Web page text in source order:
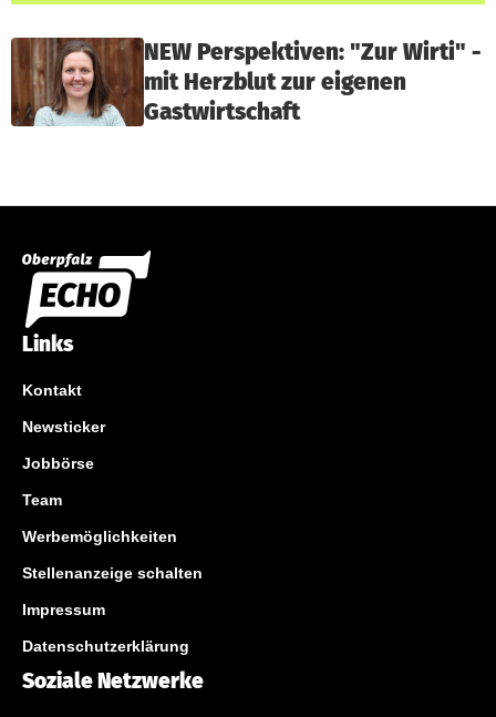
NEW Perspektiven: "Zur Wirti" -
mit Herzblut zur eigenen
Gastwirtschaft
Links
Kontakt
Newsticker
Jobbörse
Team
Werbemöglichkeiten
Stellenanzeige schalten
Impressum
Datenschutzerklärung
Soziale Netzwerke